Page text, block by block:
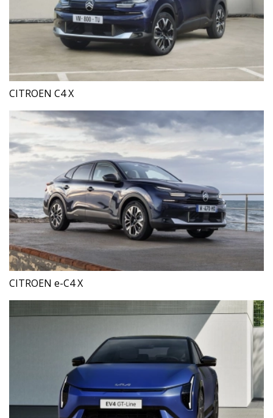
CITROEN C4 X
CITROEN e-C4 X